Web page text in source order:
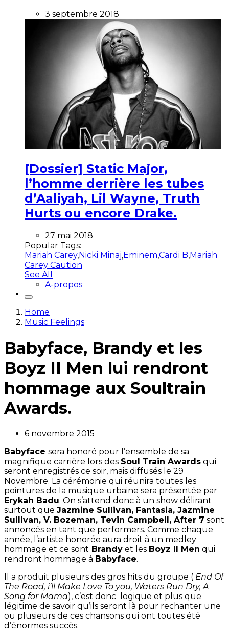
3 septembre 2018
[Dossier] Static Major,
l’homme derrière les tubes
d’Aaliyah, Lil Wayne, Truth
Hurts ou encore Drake.
27 mai 2018
Popular Tags:
Mariah Carey,Nicki Minaj,Eminem,Cardi B,Mariah
Carey Caution
See All
A-propos
Home
Music Feelings
Babyface, Brandy et les
Boyz II Men lui rendront
hommage aux Soultrain
Awards.
6 novembre 2015
Babyface sera honoré pour l’ensemble de sa
magnifique carrière lors des Soul Train Awards qui
seront enregistrés ce soir, mais diffusés le 29
Novembre. La cérémonie qui réunira toutes les
pointures de la musique urbaine sera présentée par
Erykah Badu. On s’attend donc à un show délirant
surtout que Jazmine Sullivan, Fantasia, Jazmine
Sullivan, V. Bozeman, Tevin Campbell, After 7 sont
annoncés en tant que performers. Comme chaque
année, l’artiste honorée aura droit à un medley
hommage et ce sont Brandy et les Boyz II Men qui
rendront hommage à Babyface.
Il a produit plusieurs des gros hits du groupe ( End Of
The Road, i’ll Make Love To you, Waters Run Dry, A
Song for Mama), c’est donc logique et plus que
légitime de savoir qu’ils seront là pour rechanter une
ou plusieurs de ces chansons qui ont toutes été
d’énormes succès.